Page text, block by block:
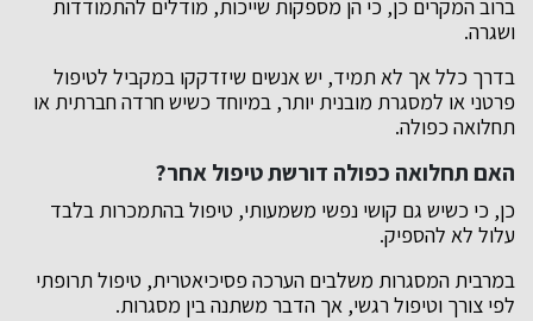
ברוב המקרים כן, כי הן מספקות שייכות, מודלים להתמודדות
ושגרה.
בדרך כלל אך לא תמיד, יש אנשים שיזדקקו במקביל לטיפול
פרטני או למסגרת מובנית יותר, במיוחד כשיש חרדה חברתית או
תחלואה כפולה.
האם תחלואה כפולה דורשת טיפול אחר?
כן, כי כשיש גם קושי נפשי משמעותי, טיפול בהתמכרות בלבד
עלול לא להספיק.
במרבית המסגרות משלבים הערכה פסיכיאטרית, טיפול תרופתי
לפי צורך וטיפול רגשי, אך הדבר משתנה בין מסגרות.